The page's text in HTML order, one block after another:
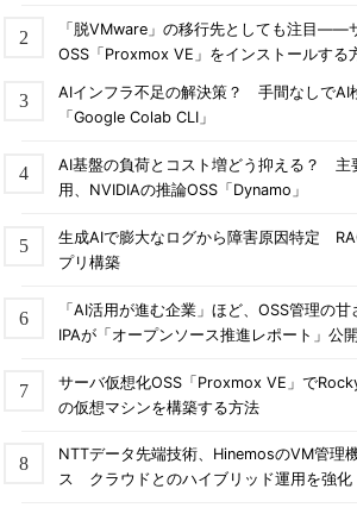
「脱VMware」の移行先としても注目――
OSS「Proxmox VE」をインストールする
AIインフラ不足の解決策？ 手間なしでAI
「Google Colab CLI」
AI基盤の負荷とコスト増どう抑える？ 主
用、NVIDIAの推論OSS「Dynamo」
生成AIで膨大なログから障害原因特定
プリ構築
「AI活用が進む企業」ほど、OSS管理の
IPAが「オープンソース推進レポート」公開
サーバ仮想化OSS「Proxmox VE」で
の仮想マシンを構築する方法
NTTデータ先端技術、HinemosのVM管理
ス クラウドとのハイブリッド運用を強化